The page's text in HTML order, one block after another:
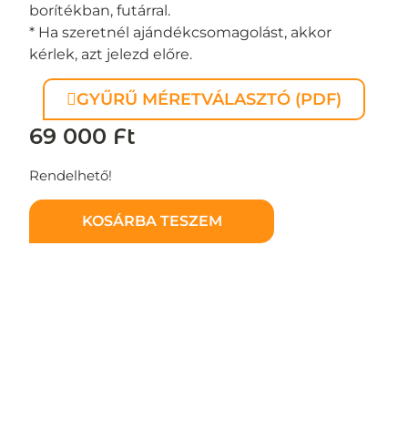
borítékban, futárral.
* Ha szeretnél ajándékcsomagolást, akkor
kérlek, azt jelezd előre.
GYŰRŰ MÉRETVÁLASZTÓ (PDF)
69 000 Ft
Rendelhető!
KOSÁRBA TESZEM